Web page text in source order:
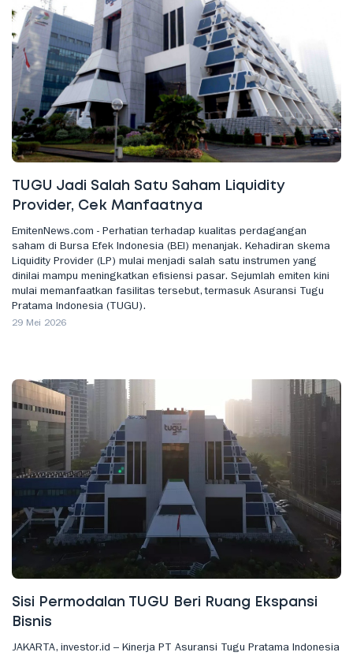
TUGU Jadi Salah Satu Saham Liquidity
Provider, Cek Manfaatnya
EmitenNews.com - Perhatian terhadap kualitas perdagangan
saham di Bursa Efek Indonesia (BEI) menanjak. Kehadiran skema
Liquidity Provider (LP) mulai menjadi salah satu instrumen yang
dinilai mampu meningkatkan efisiensi pasar. Sejumlah emiten kini
mulai memanfaatkan fasilitas tersebut, termasuk Asuransi Tugu
Pratama Indonesia (TUGU).
29 Mei 2026
Sisi Permodalan TUGU Beri Ruang Ekspansi
Bisnis
JAKARTA, investor.id – Kinerja PT Asuransi Tugu Pratama Indonesia